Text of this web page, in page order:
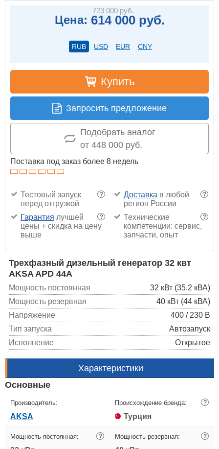
Цена: 614 000 руб.
723 000 руб.
RUB USD EUR CNY
Купить
Запросить предложение
Подобрать аналог
от 448 000 руб.
Поставка под заказ более 8 недель
?
Тестовый запуск
перед отгрузкой
?
Доставка в любой
регион России
?
Гарантия лучшей
цены + скидка на цену
выше
?
Технические
компетенции: сервис,
запчасти, опыт
Трехфазный дизельный генератор 32 квт
AKSA APD 44A
Мощность постоянная
32 кВт (35.2 кВА)
Мощность резервная
40 кВт (44 кВА)
Напряжение
400 / 230 В
Тип запуска
Автозапуск
Исполнение
Открытое
Характеристики
Основные
Производитель:
AKSA
Происхождение бренда: ?
Турция
Мощность постоянная: ? Мощность резервная: ?